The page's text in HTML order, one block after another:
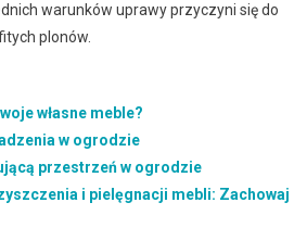
warunków uprawy przyczyni się do
plonów.
własne meble?
w ogrodzie
przestrzeń w ogrodzie
i pielęgnacji mebli: Zachowaj